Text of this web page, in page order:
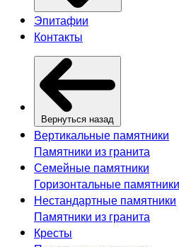
Эпитафии
Контакты
Вернуться назад
Вертикальные памятники
Памятники из гранита
Семейные памятники
Горизонтальные
Нестандартные памятники
Памятники из гранита
Кресты